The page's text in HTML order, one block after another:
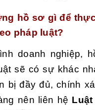
hồ sơ gì để
pháp luật?
doanh nghiệp,
sẽ có sự khác
bị đầy đủ, chính
nên liên hệ